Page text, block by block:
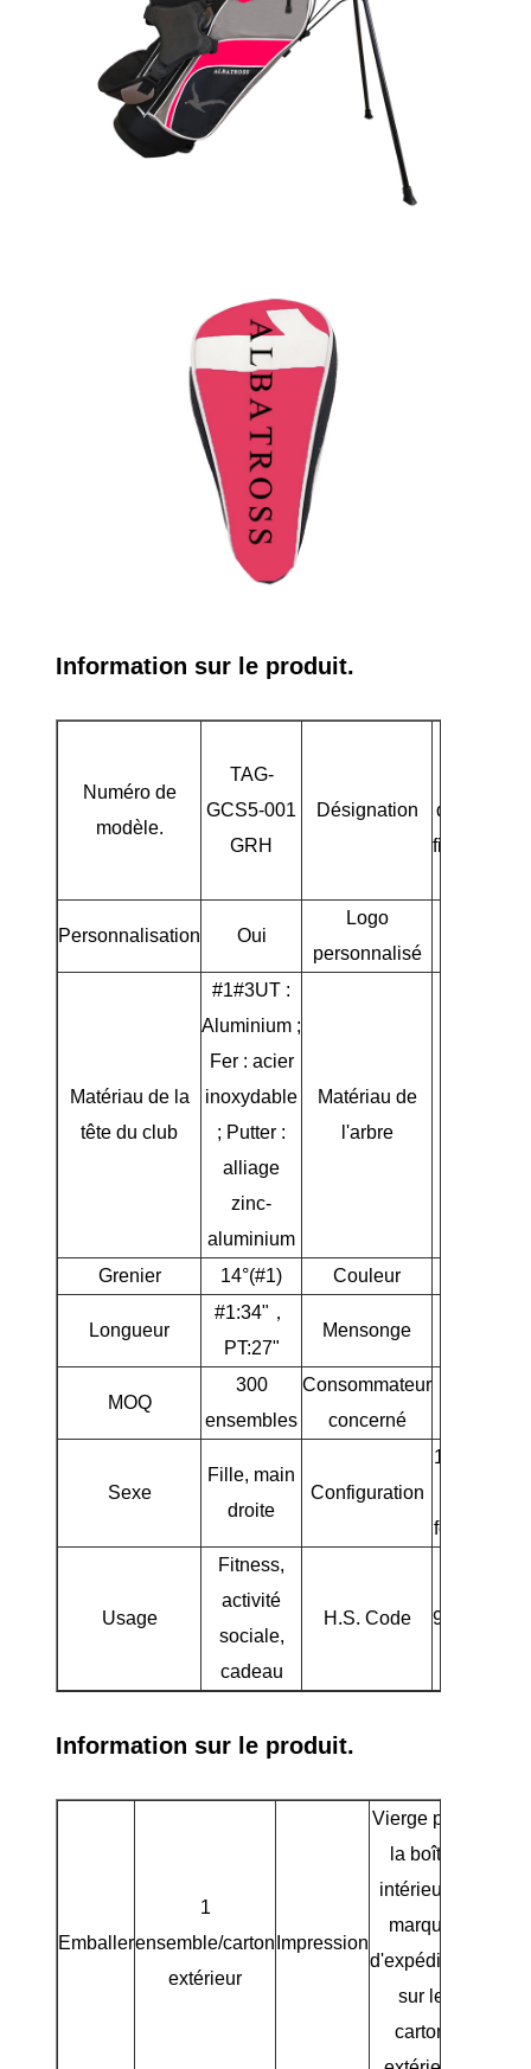
Information sur le produit.
Numéro de
modèle.
TAG-
GCS5-001
GRH
Désignation
de golf
filles de 10
Personnalisation Oui
Logo
personnalisé
Matériau de la
tête du club
#1#3UT :
Aluminium ;
Fer : acier
inoxydable
; Putter :
alliage
zinc-
aluminium
Matériau de
l'arbre
Grenier 14°(#1) Couleur
Longueur
#1:34"，
PT:27"
Mensonge
MOQ
300
ensembles
Consommateur
concerné
Sexe
Fille, main
droite
Configuration
1 * pilote, 1
fer, 1 *
Usage
Fitness,
activité
sociale,
cadeau
H.S. Code
Information sur le produit.
Emballer
1
ensemble/carton
extérieur
Impression
Vierge pour
la boîte
intérieure,
marque
d'expédition
sur le
carton